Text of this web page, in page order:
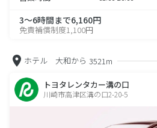
3～6時間まで6,160円
免責補償制度1,100円
ホテル 大和から 3521m
トヨタレンタカー溝の口
川崎市高津区溝の口2-20-5